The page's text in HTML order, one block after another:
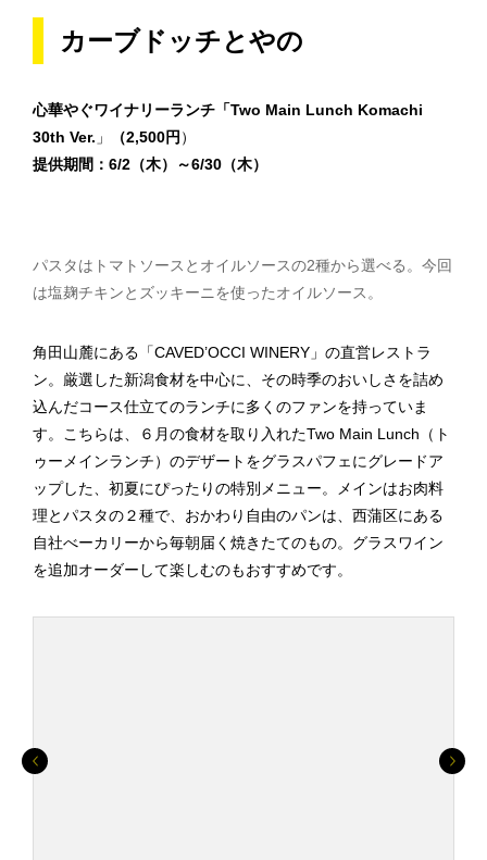
カーブドッチとやの
心華やぐワイナリーランチ「Two Main Lunch Komachi
30th Ver. 」 （2,500円 ）
提供期間：6/2（木）～6/30（木）
パスタはトマトソースとオイルソースの2種から選べる。今回
は塩麹チキンとズッキーニを使ったオイルソース。
角田山麓にある「CAVED’OCCI WINERY」の直営レストラ
ン。厳選した新潟食材を中心に、その時季のおいしさを詰め
込んだコース仕立てのランチに多くのファンを持っていま
す。こちらは、６月の食材を取り入れたTwo Main Lunch（ト
ゥーメインランチ）のデザートをグラスパフェにグレードア
ップした、初夏にぴったりの特別メニュー。メインはお肉料
理とパスタの２種で、おかわり自由のパンは、西蒲区にある
自社べーカリーから毎朝届く焼きたてのもの。グラスワイン
を追加オーダーして楽しむのもおすすめです。